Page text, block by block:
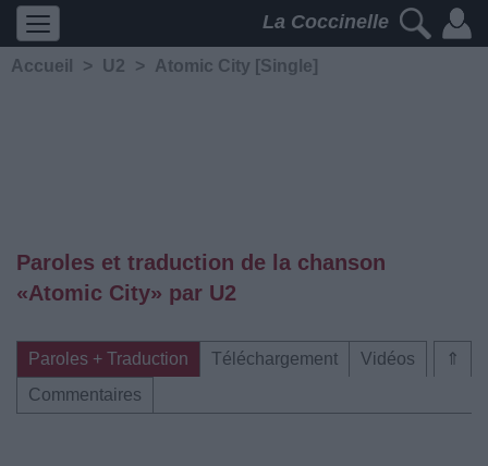
La Coccinelle
Accueil > U2 > Atomic City [Single]
Paroles et traduction de la chanson
«Atomic City» par U2
⇑
Paroles + Traduction Téléchargement
Vidéos
Commentaires